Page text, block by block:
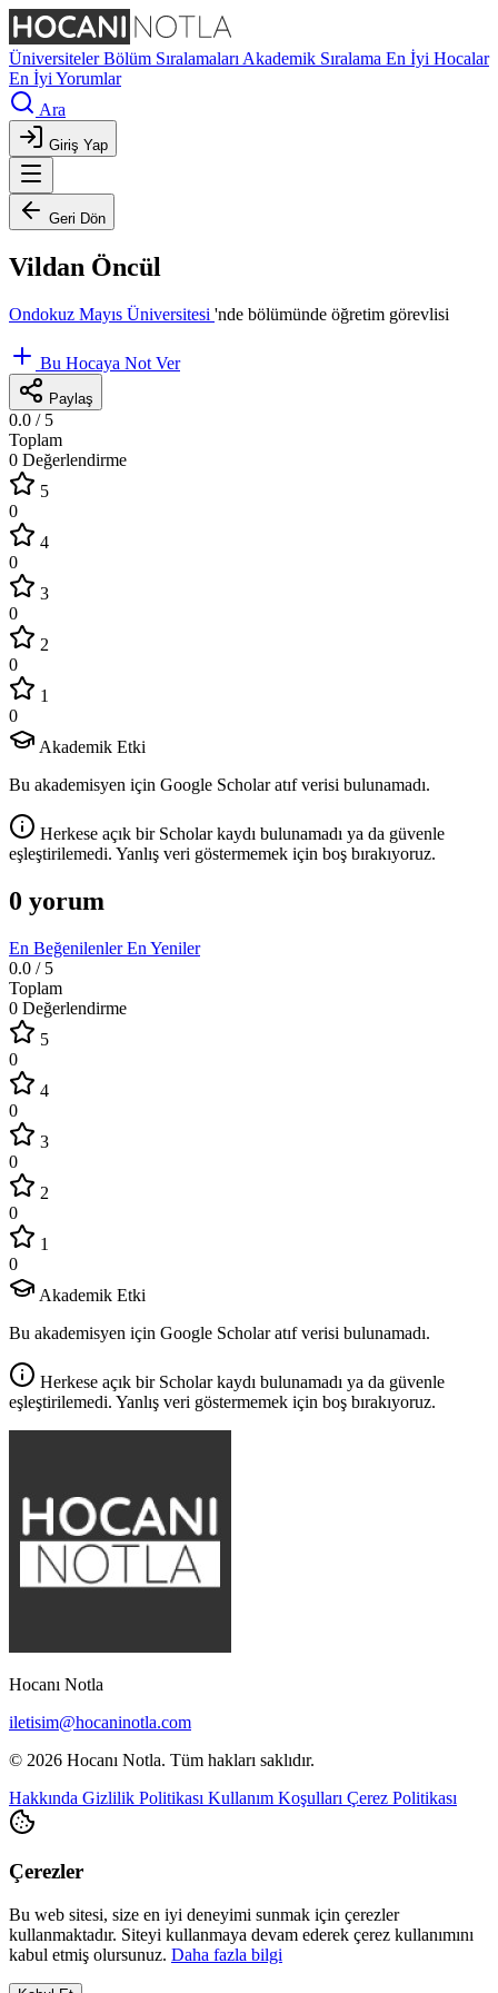
ÜniversitelerBölüm Sıralamaları Akademik Sıralama En İyi Hocalar
En İyi Yorumlar
Ara
Giriş Yap
Geri Dön
Vildan Öncül
Ondokuz Mayıs Üniversitesi 'nde bölümünde öğretim görevlisi
Bu Hocaya Not Ver
Paylaş
0.0 / 5
Toplam
0 Değerlendirme
5
0
4
0
3
0
2
0
1
0
Akademik Etki
Bu akademisyen için Google Scholar atıf verisi bulunamadı.
Herkese açık bir Scholar kaydı bulunamadı ya da güvenle
eşleştirilemedi. Yanlış veri göstermemek için boş bırakıyoruz.
0 yorum
En BeğenilenlerEn Yeniler
0.0 / 5
Toplam
0 Değerlendirme
5
0
4
0
3
0
2
0
1
0
Akademik Etki
Bu akademisyen için Google Scholar atıf verisi bulunamadı.
Herkese açık bir Scholar kaydı bulunamadı ya da güvenle
eşleştirilemedi. Yanlış veri göstermemek için boş bırakıyoruz.
Hocanı Notla
iletisim@hocaninotla.com
© 2026 Hocanı Notla. Tüm hakları saklıdır.
Hakkında Gizlilik Politikası Kullanım Koşulları Çerez Politikası
Çerezler
Bu web sitesi, size en iyi deneyimi sunmak için çerezler
kullanmaktadır. Siteyi kullanmaya devam ederek çerez kullanımını
kabul etmiş olursunuz. Daha fazla bilgi